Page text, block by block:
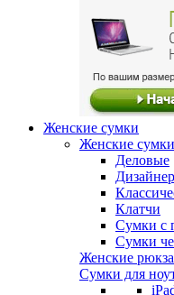
Женские сумки
Женские сумки
Деловые
Клатчи
Сумки с
Сумки
Женские
Сумки для